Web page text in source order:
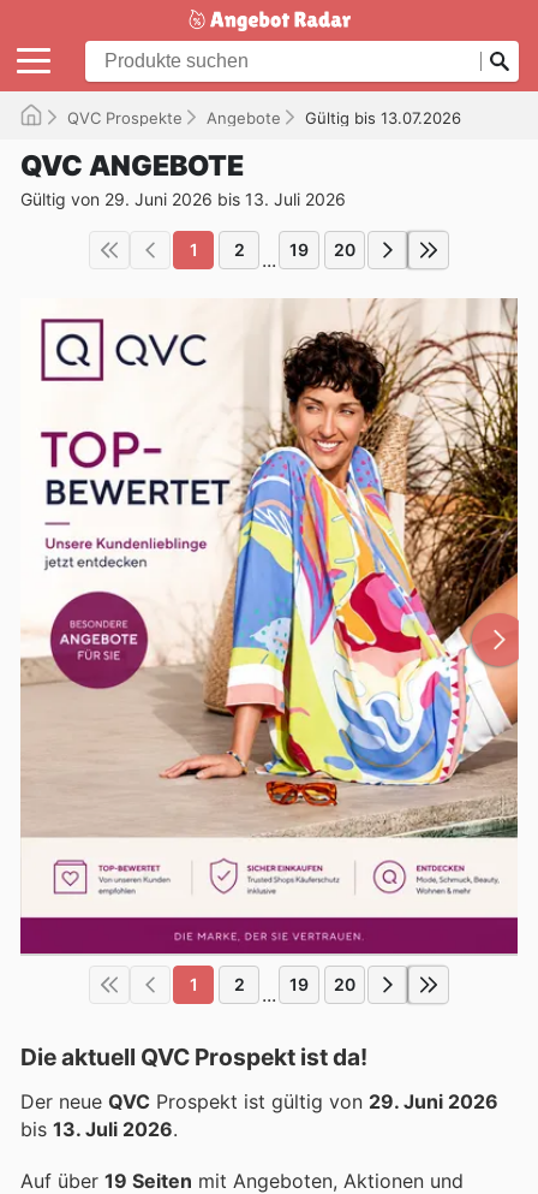
QVC Prospekte Angebote Gültig bis 13.07.2026
QVC ANGEBOTE
Gültig von 29. Juni 2026 bis 13. Juli 2026
1 2 ... 19 20
1 2 ... 19 20
Die aktuell QVC Prospekt ist da!
Der neue QVC Prospekt ist gültig von 29. Juni 2026
bis 13. Juli 2026.
Auf über 19 Seiten mit Angeboten, Aktionen und